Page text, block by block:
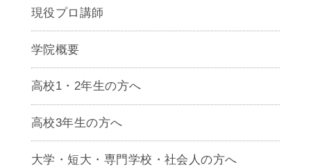
現役プロ講師
学院概要
高校1・2年生の方へ
高校3年生の方へ
大学・短大・専門学校・社会人の方へ